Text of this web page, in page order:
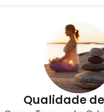
Qualidade